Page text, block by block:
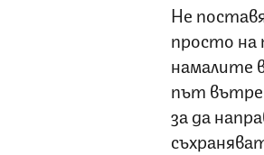
Не
просто на
намалите
път
за да